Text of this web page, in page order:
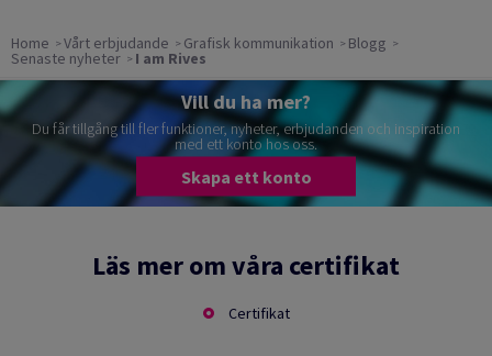
Home Vårt erbjudande Grafisk kommunikation Blogg
Senaste nyheter I am Rives
Vill du ha mer?
Du får tillgång till fler funktioner, nyheter, erbjudanden och inspiration
med ett konto hos oss.
Skapa ett konto
Läs mer om våra certifikat
Certifikat